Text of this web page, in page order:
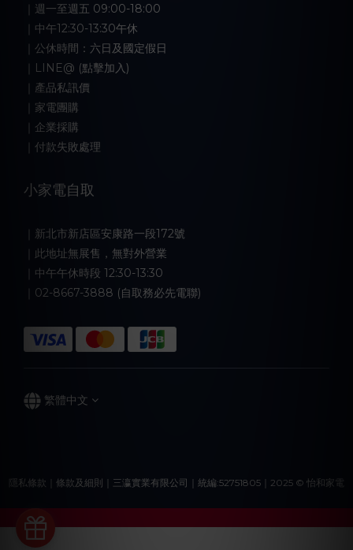
｜週一至週五 09:00-18:00
｜中午12:30-13:30午休
｜公休時間：六日及國定假日
｜LINE@ (點擊加入)
｜產品私訊價
｜家電團購
｜企業採購
｜付款失敗處理
小家電自取
｜新北市新店區安康路一段172號
｜此地址無展售，無對外營業
｜中午午休時段 12:30-13:30
｜02-8667-3888 (自取務必先電聯)
繁體中文
隱私條款｜條款及細則｜三瀛實業有限公司｜統編:52751805｜2025 © 怡和家電